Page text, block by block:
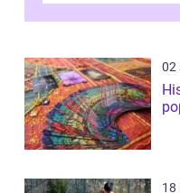
02
18